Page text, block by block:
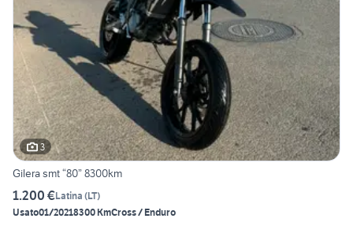
3
Gilera smt “80” 8300km
1.200 €Latina (LT)
Usato01/20218300 KmCross / Enduro